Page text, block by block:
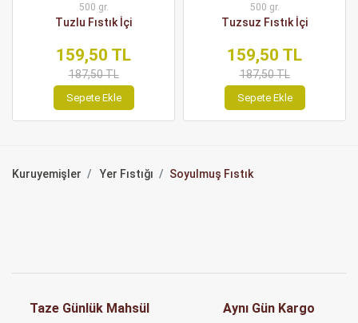
500 gr.
Tuzlu Fıstık İçi
159,50 TL
187,50 TL
Sepete Ekle
500 gr.
Tuzsuz Fıstık İçi
159,50 TL
187,50 TL
Sepete Ekle
Kuruyemişler Yer Fıstığı Soyulmuş Fıstık
Taze Günlük Mahsül Aynı Gün Kargo